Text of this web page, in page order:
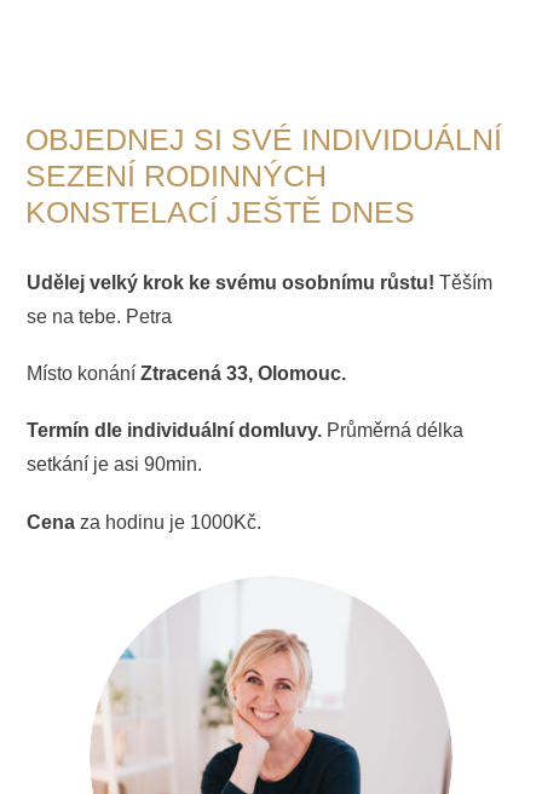
OBJEDNEJ SI SVÉ INDIVIDUÁLNÍ
SEZENÍ RODINNÝCH
KONSTELACÍ JEŠTĚ DNES
Udělej velký krok ke svému osobnímu růstu!Těším
se na tebe. Petra
Místo konáníZtracená 33, Olomouc.
Termín dle individuální domluvy. Průměrná délka
setkání je asi 90min.
Cena za hodinu je 1000Kč.